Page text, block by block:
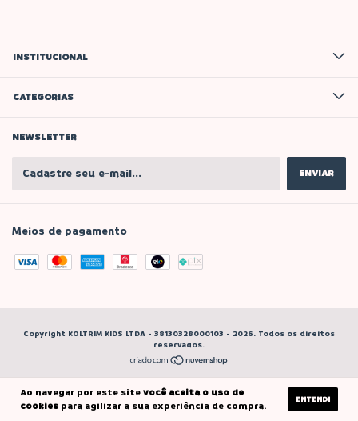
Ao navegar por este sitevocê aceita o uso de
cookies para agilizar a sua experiência de compra. ENTENDI
INSTITUCIONAL
CATEGORIAS
NEWSLETTER
Meios de pagamento
Copyright KOLTRIM KIDS LTDA - 38130328000103 - 2026. Todos os direitos
reservados.